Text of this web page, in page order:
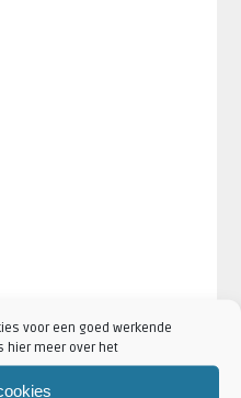
voor een goed werkende
hier meer over het